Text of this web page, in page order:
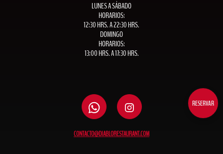
RESERVAR
LUNES A SÁBADO
HORARIOS:
12:30 HRS. A 22:30 HRS.
DOMINGO
HORARIOS:
13:00 HRS. A 17:30 HRS.
CONTACTO@DIABLORESTAURANT.COM